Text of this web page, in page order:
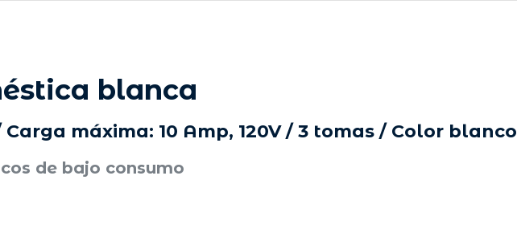
blanca
Carga máxima: 10 Amp, 120V / 3 tomas / Color blanco
de bajo consumo